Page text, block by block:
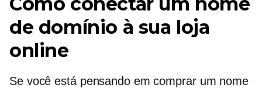
de domínio à sua loja
online
Se você está pensando em comprar um nome